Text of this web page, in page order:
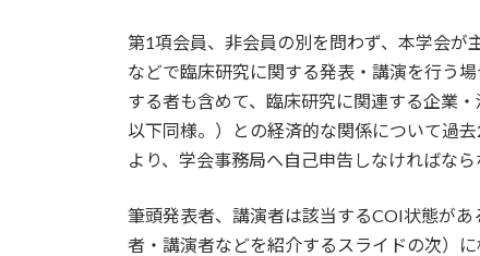
第1項会員、非会員の別を問わず、本学会
などで臨床研究に関する発表・講演を行う
する者も含めて、臨床研究に関連する企業
以下同様。）との経済的な関係について過
より、学会事務局へ自己申告しなければなら
筆頭発表者、講演者は該当するCOI状態が
者・講演者などを紹介するスライドの次）